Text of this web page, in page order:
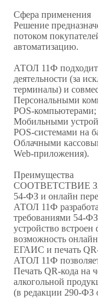
Сфера применения
Решение
потоком
автоматизацию.
АТОЛ 11Ф подходит
деятельности (за
терминалы) и
Персональными
POS-компьютерами;
Мобильными
POS-системами на
Облачными
Web-приложения).
Преимущества
СООТВЕТСТВИЕ
54-ФЗ и онлайн
АТОЛ 11Ф
требованиями 54-
устройство
возможность
ЕГАИС и печать
АТОЛ 11Ф
Печать QR-кода на
алкогольной
(в редакции 290-ФЗ